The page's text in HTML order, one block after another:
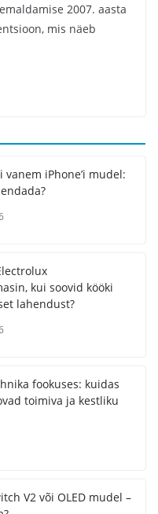
2007. aasta
mis näeb
vanem iPhone’i mudel:
kui soovid kööki
lahendust?
fookuses: kuidas
toimiva ja kestliku
V2 või OLED mudel –